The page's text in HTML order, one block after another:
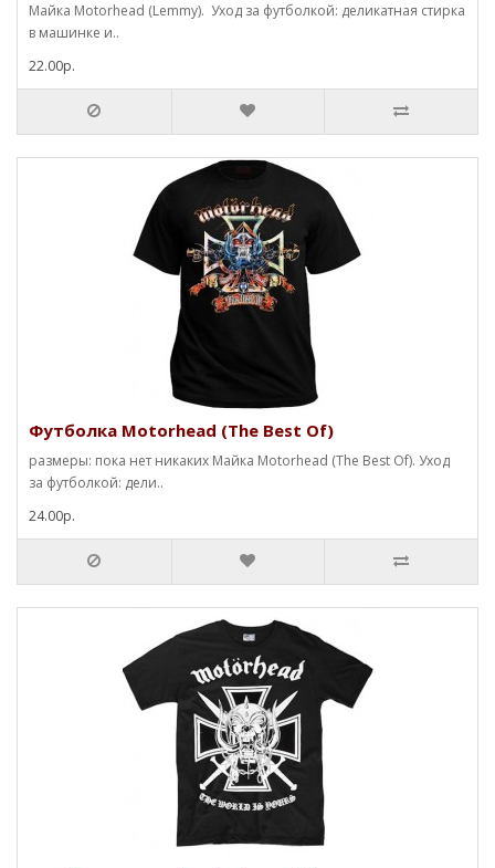
Майка Motorhead (Lemmy). Уход за футболкой: деликатная стирка
в машинке и..
22.00р.
Футболка Motorhead (The Best Of)
размеры: пока нет никаких Майка Motorhead (The Best Of). Уход
за футболкой: дели..
24.00р.